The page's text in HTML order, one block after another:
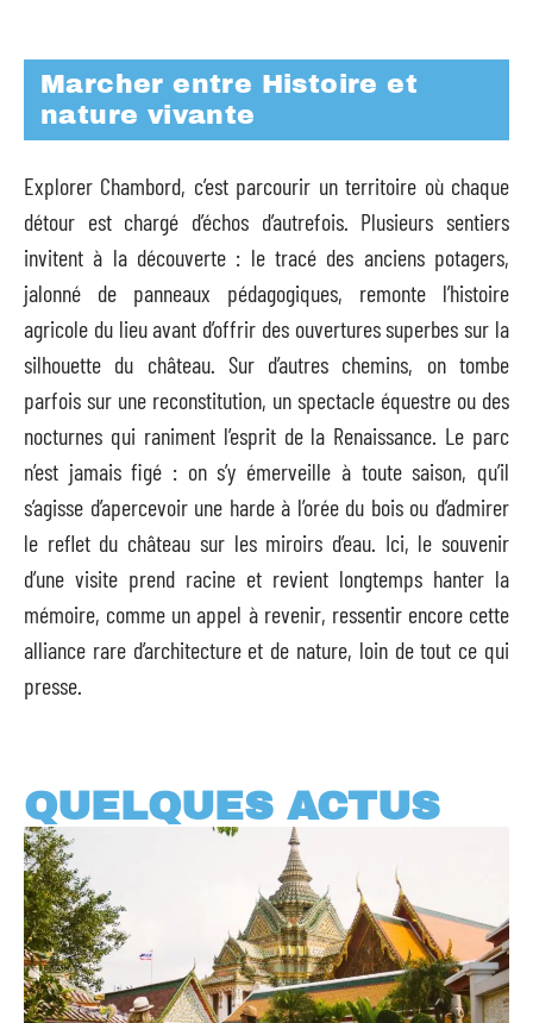
Marcher entre Histoire et
nature vivante
Explorer Chambord, c’est parcourir un territoire où chaque
détour est chargé d’échos d’autrefois. Plusieurs sentiers
invitent à la découverte : le tracé des anciens potagers,
jalonné de panneaux pédagogiques, remonte l’histoire
agricole du lieu avant d’offrir des ouvertures superbes sur la
silhouette du château. Sur d’autres chemins, on tombe
parfois sur une reconstitution, un spectacle équestre ou des
nocturnes qui raniment l’esprit de la Renaissance. Le parc
n’est jamais figé : on s’y émerveille à toute saison, qu’il
s’agisse d’apercevoir une harde à l’orée du bois ou d’admirer
le reflet du château sur les miroirs d’eau. Ici, le souvenir
d’une visite prend racine et revient longtemps hanter la
mémoire, comme un appel à revenir, ressentir encore cette
alliance rare d’architecture et de nature, loin de tout ce qui
presse.
QUELQUES ACTUS